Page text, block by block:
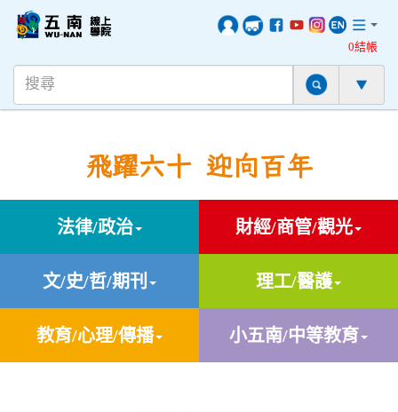
0結帳
飛躍六十 迎向百年
法律/政治 財經/商管/觀光
文/史/哲/期刊 理工/醫護
教育/心理/傳播 小五南/中等教育